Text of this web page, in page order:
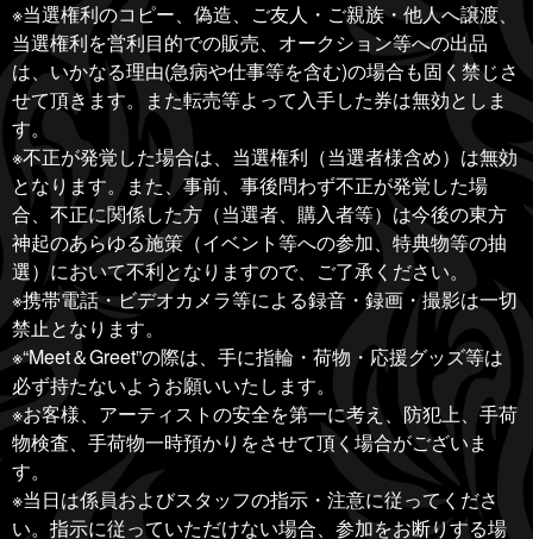
※当選権利のコピー、偽造、ご友人・ご親族・他人へ譲渡、
当選権利を営利目的での販売、オークション等への出品
は、いかなる理由(急病や仕事等を含む)の場合も固く禁じさ
せて頂きます。また転売等よって入手した券は無効としま
す。
※不正が発覚した場合は、当選権利（当選者様含め）は無効
となります。また、事前、事後問わず不正が発覚した場
合、不正に関係した方（当選者、購入者等）は今後の東方
神起のあらゆる施策（イベント等への参加、特典物等の抽
選）において不利となりますので、ご了承ください。
※携帯電話・ビデオカメラ等による録音・録画・撮影は一切
禁止となります。
※“Meet＆Greet”の際は、手に指輪・荷物・応援グッズ等は
必ず持たないようお願いいたします。
※お客様、アーティストの安全を第一に考え、防犯上、手荷
物検査、手荷物一時預かりをさせて頂く場合がございま
す。
※当日は係員およびスタッフの指示・注意に従ってくださ
い。指示に従っていただけない場合、参加をお断りする場